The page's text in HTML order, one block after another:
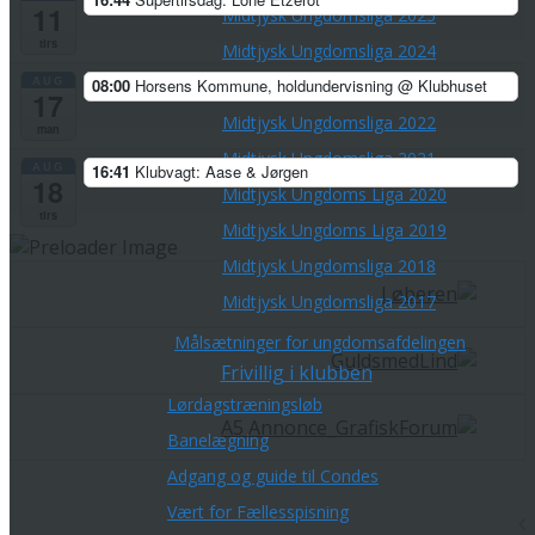
Midtjysk Ungdomsliga 2025
Midtjysk Ungdomsliga 2024
Midtjysk Ungdomsliga 2023
Midtjysk Ungdomsliga 2022
Midtjysk Ungdomsliga 2021
Midtjysk Ungdoms Liga 2020
Midtjysk Ungdoms Liga 2019
Midtjysk Ungdomsliga 2018
Midtjysk Ungdomsliga 2017
Målsætninger for ungdomsafdelingen
Frivillig i klubben
Lørdagstræningsløb
Banelægning
Adgang og guide til Condes
Vært for Fællesspisning
08:00 Horsens Kommune, holdundervisning @ Klubhuset
16:41 Klubvagt: Aase & Jørgen